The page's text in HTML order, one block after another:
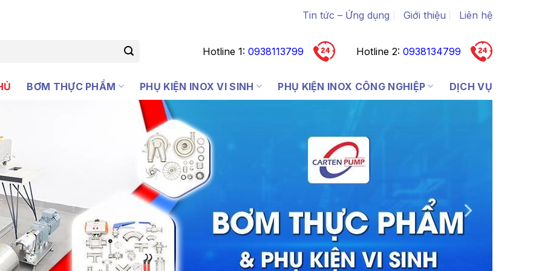
Tin tức – Ứng dụng Giới thiệu Liên hệ
Hotline 1:0938113799 Hotline 2: 0938134799
BƠM THỰC PHẨM PHỤ KIỆN INOX VI SINH PHỤ KIỆN INOX CÔNG NGHIỆP DỊCH VỤ